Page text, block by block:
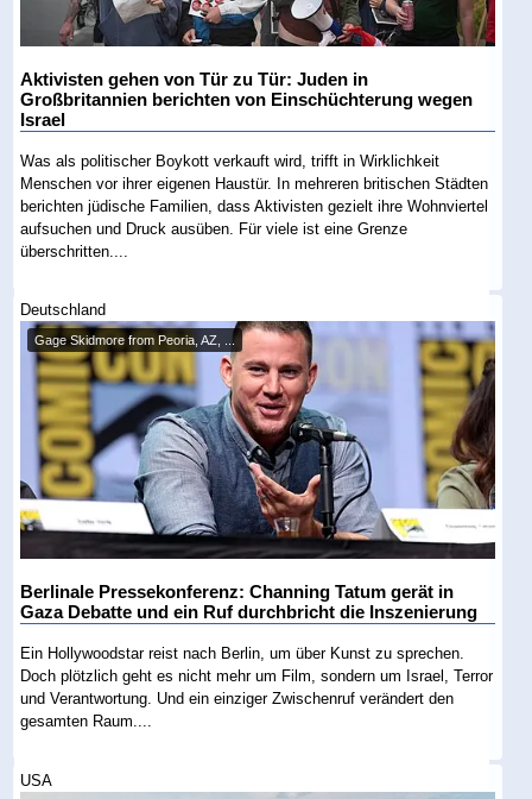
Aktivisten gehen von Tür zu Tür: Juden in
Großbritannien berichten von Einschüchterung wegen
Israel
Was als politischer Boykott verkauft wird, trifft in Wirklichkeit
Menschen vor ihrer eigenen Haustür. In mehreren britischen Städten
berichten jüdische Familien, dass Aktivisten gezielt ihre Wohnviertel
aufsuchen und Druck ausüben. Für viele ist eine Grenze
überschritten....
Deutschland
Gage Skidmore from Peoria, AZ, ...
Berlinale Pressekonferenz: Channing Tatum gerät in
Gaza Debatte und ein Ruf durchbricht die Inszenierung
Ein Hollywoodstar reist nach Berlin, um über Kunst zu sprechen.
Doch plötzlich geht es nicht mehr um Film, sondern um Israel, Terror
und Verantwortung. Und ein einziger Zwischenruf verändert den
gesamten Raum....
USA